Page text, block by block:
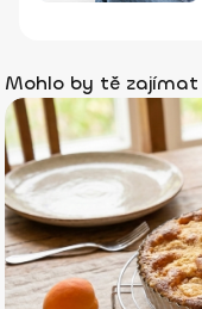
Mohlo by tě zajímat